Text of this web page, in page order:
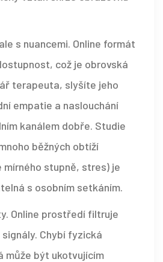
s nuancemi. Online formát
což je obrovská
terapeuta, slyšíte jeho
empatie a naslouchání
kanálem dobře. Studie
běžných obtíží
stupně, stres) je
s osobním setkáním.
Online prostředí filtruje
Chybí fyzická
může být ukotvujícím